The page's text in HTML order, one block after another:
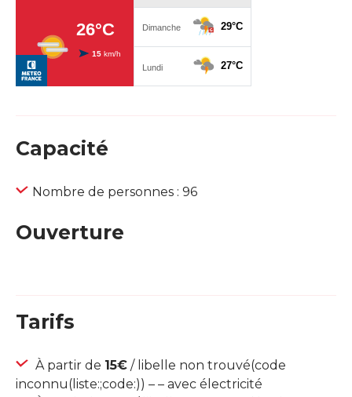
Capacité
Nombre de personnes : 96
Ouverture
Tarifs
À partir de 15€ / libelle non trouvé(code
inconnu(liste:;code:)) – – avec électricité